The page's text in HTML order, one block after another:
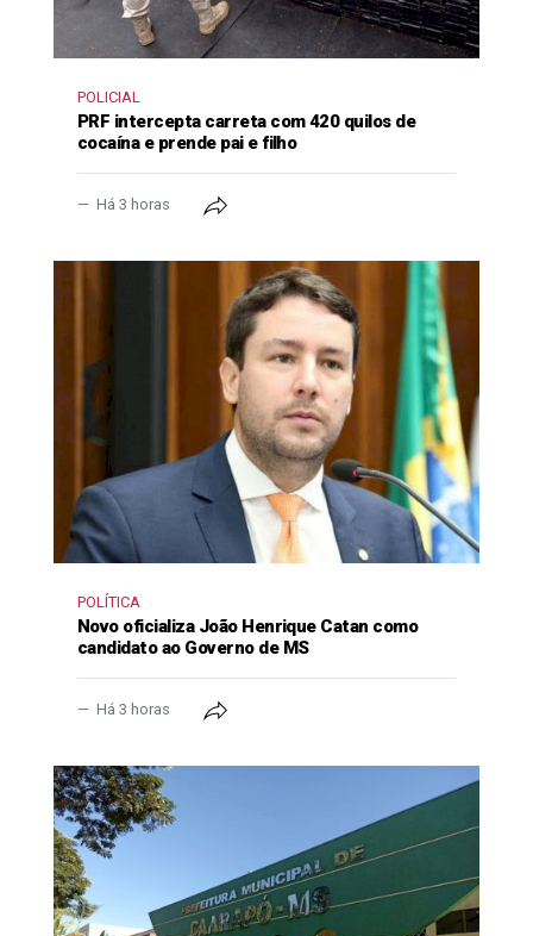
POLICIAL
PRF intercepta carreta com 420 quilos de
cocaína e prende pai e filho
Há 3 horas
POLÍTICA
Novo oficializa João Henrique Catan como
candidato ao Governo de MS
Há 3 horas